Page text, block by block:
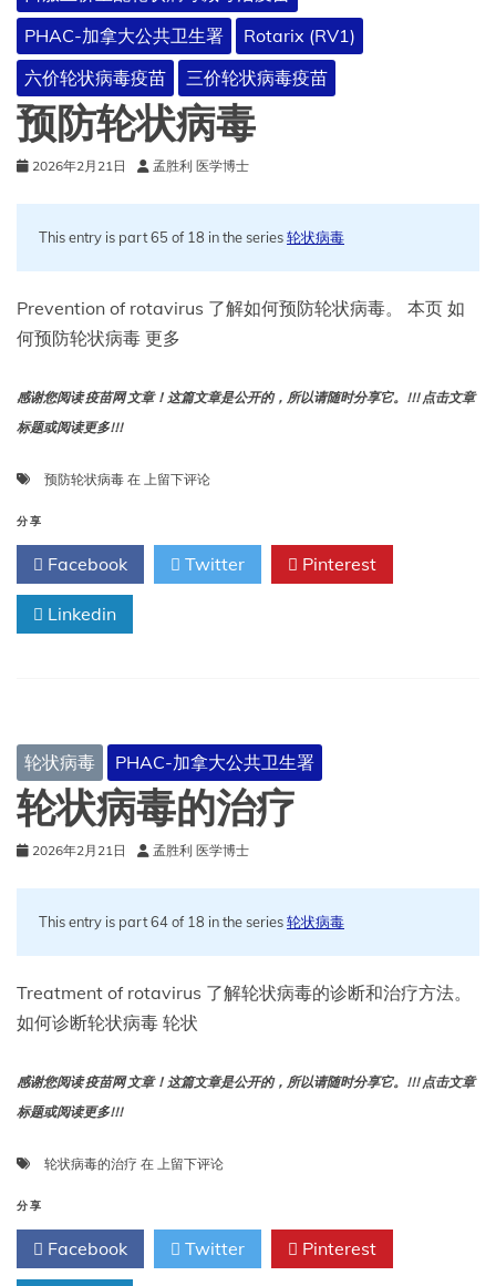
PHAC-加拿大公共卫生署
Rotarix (RV1)
六价轮状病毒疫苗
三价轮状病毒疫苗
预防轮状病毒
2026年2月21日 孟胜利 医学博士
This entry is part 65 of 18 in the series轮状病毒
Prevention of rotavirus 了解如何预防轮状病毒。 本页 如
何预防轮状病毒 更多
感谢您阅读 疫苗网 文章！这篇文章是公开的，所以请随时分享它。!!! 点击文章
标题或阅读更多!!!
预防轮状病毒 在 预
状
毒
上留下评论
分享
Facebook Twitter Pinterest
Linkedin
轮状病毒 PHAC-加拿大公共卫生署
轮状病毒的治疗
2026年2月21日 孟胜利 医学博士
This entry is part 64 of 18 in the series轮状病毒
Treatment of rotavirus 了解轮状病毒的诊断和治疗方法。
如何诊断轮状病毒 轮状
感谢您阅读 疫苗网 文章！这篇文章是公开的，所以请随时分享它。!!! 点击文章
标题或阅读更多!!!
轮状病毒的治疗 在 轮
毒
治
上留下评论
分享
Facebook Twitter Pinterest